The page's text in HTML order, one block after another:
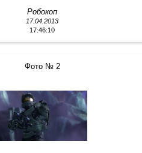
Робокоп
17.04.2013
17:46:10
Фото № 2